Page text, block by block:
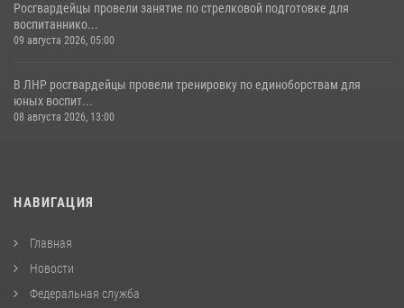
Росгвардейцы провели занятие по стрелковой подготовке для
воспитаннико...
09 августа 2026, 05:00
В ЛНР росгвардейцы провели тренировку по единоборствам для
юных воспит...
08 августа 2026, 13:00
НАВИГАЦИЯ
Главная
Новости
Федеральная служба